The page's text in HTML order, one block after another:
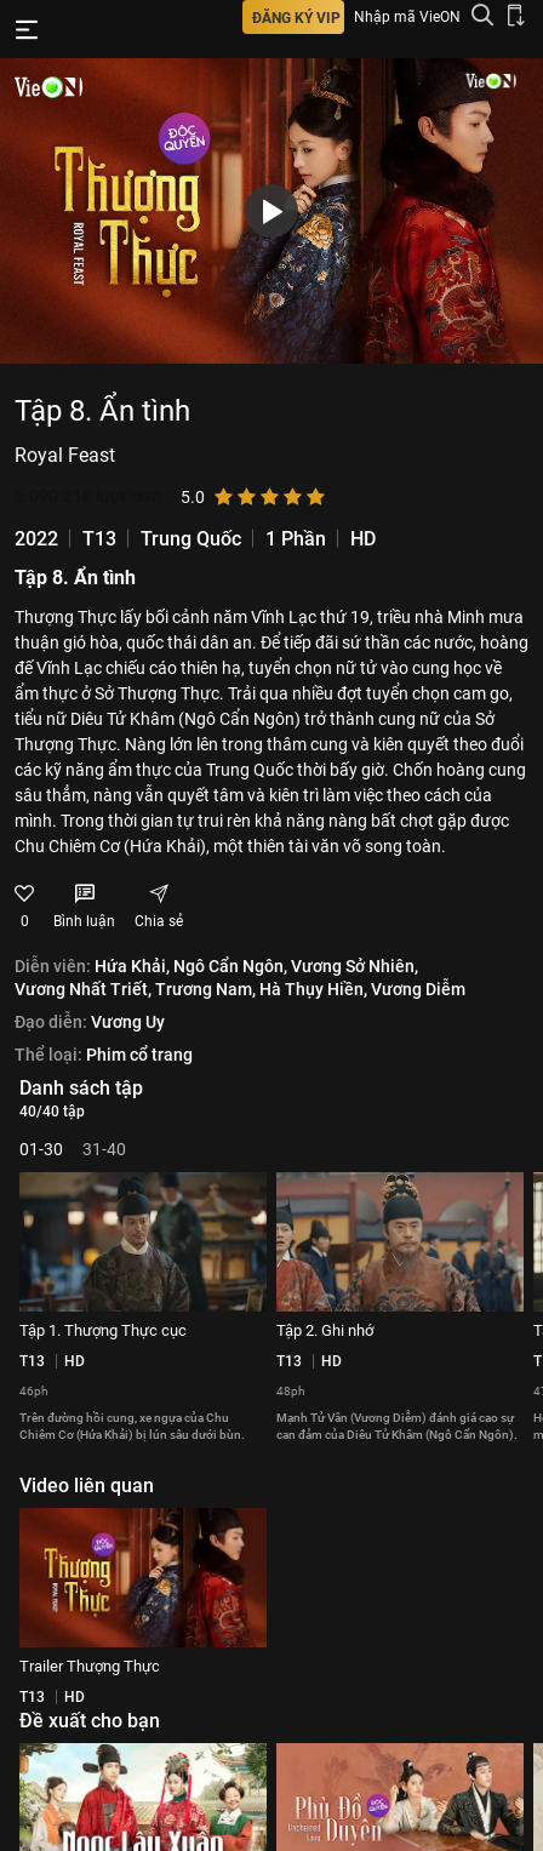
ĐĂNG KÝ VIP Nhập mã VieON
Tập 8. Ẩn tình
Royal Feast
5.0
2022 T13 Trung Quốc 1 Phần
HD
Tập 8. Ẩn tình
Thượng Thực lấy bối cảnh năm Vĩnh Lạc thứ 19, triều nhà Minh mưa
thuận gió hòa, quốc thái dân an. Để tiếp đãi sứ thần các nước, hoàng
đế Vĩnh Lạc chiếu cáo thiên hạ, tuyển chọn nữ tử vào cung học về
ẩm thực ở Sở Thượng Thực. Trải qua nhiều đợt tuyển chọn cam go,
tiểu nữ Diêu Tử Khâm (Ngô Cẩn Ngôn) trở thành cung nữ của Sở
Thượng Thực. Nàng lớn lên trong thâm cung và kiên quyết theo đuổi
các kỹ năng ẩm thực của Trung Quốc thời bấy giờ. Chốn hoàng cung
sâu thẳm, nàng vẫn quyết tâm và kiên trì làm việc theo cách của
mình. Trong thời gian tự trui rèn khả năng nàng bất chợt gặp được
Chu Chiêm Cơ (Hứa Khải), một thiên tài văn võ song toàn.
0 Bình luận Chia sẻ
Diễn viên: Hứa Khải, Ngô Cẩn Ngôn,Vương Sở Nhiên,
Vương Nhất Triết,Trương Nam, Hà Thụy Hiền,Vương Diễm
Đạo diễn: Vương Uy
Thể loại: Phim cổ trang
Danh sách tập
40/40 tập
01-30 31-40
Tập 1. Thượng Thực cục
T13 HD
46ph
Trên đường hồi cung, xe ngựa của Chu
Chiêm Cơ (Hứa Khải) bị lún sâu dưới bùn.
Tập 2. Ghi nhớ
T13 HD
48ph
Mạnh Tử Vân (Vương Diễm) đánh giá cao sự
can đảm của Diêu Tử Khâm (Ngô Cẩn Ngôn).
Video liên quan
Trailer Thượng Thực
T13 HD
Đề xuất cho bạn